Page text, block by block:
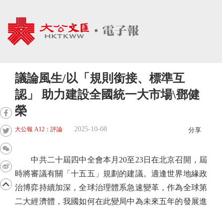
議論風生/以「規則銜接、標準互
認」 助力建設全國統一大市場\鄧健
榮
大公報 A12：評論 2025-10-08 分享
中共二十屆四中全會本月20至23日在北京召開，屆
時將審議有關「十五五」規劃的建議。適逢世界地緣政
治博弈持續加深，全球治理體系急速變革，作為全球第
二大經濟體，我國如何在此變局中為未來五年的發展進